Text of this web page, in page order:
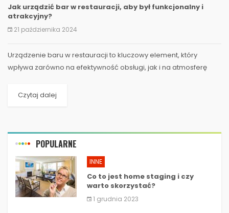
Jak urządzić bar w restauracji, aby był funkcjonalny i
atrakcyjny?
21 października 2024
Urządzenie baru w restauracji to kluczowy element, który
wpływa zarówno na efektywność obsługi, jak i na atmosferę
Czytaj dalej
POPULARNE
INNE
Co to jest home staging i czy
warto skorzystać?
1 grudnia 2023